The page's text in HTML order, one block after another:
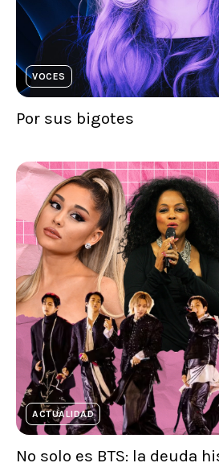
VOCES
Por sus bigotes
ACTUALIDAD
No solo es BTS: la deuda